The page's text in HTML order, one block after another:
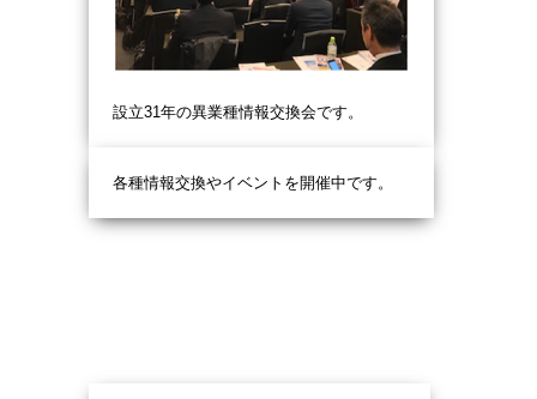
設立31年の異業種情報交換会です。
各種情報交換やイベントを開催中です。